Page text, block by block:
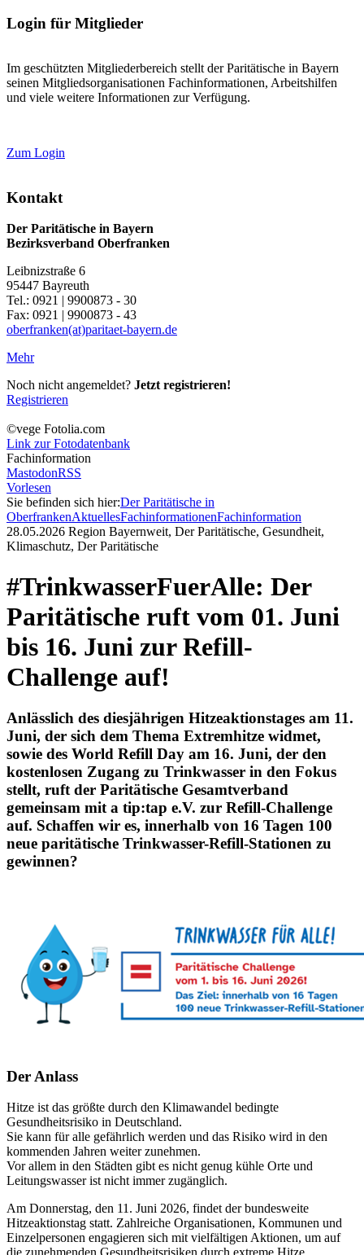
Login für Mitglieder
Im geschützten Mitgliederbereich stellt der Paritätische in Bayern
seinen Mitgliedsorganisationen Fachinformationen, Arbeitshilfen
und viele weitere Informationen zur Verfügung.
Zum Login
Kontakt
Der Paritätische in Bayern
Bezirksverband Oberfranken
Leibnizstraße 6
95447 Bayreuth
Tel.: 0921 | 9900873 - 30
Fax: 0921 | 9900873 - 43
oberfranken(at)paritaet-bayern.de
Mehr
Noch nicht angemeldet? Jetzt registrieren!
Registrieren
©vege Fotolia.com
Link zur Fotodatenbank
Fachinformation
MastodonRSS
Vorlesen
Sie befinden sich hier:Der Paritätische in
OberfrankenAktuellesFachinformationenFachinformation
28.05.2026 Region Bayernweit, Der Paritätische, Gesundheit,
Klimaschutz, Der Paritätische
#TrinkwasserFuerAlle: Der
Paritätische ruft vom 01. Juni
bis 16. Juni zur Refill-
Challenge auf!
Anlässlich des diesjährigen Hitzeaktionstages am 11.
Juni, der sich dem Thema Extremhitze widmet,
sowie des World Refill Day am 16. Juni, der den
kostenlosen Zugang zu Trinkwasser in den Fokus
stellt, ruft der Paritätische Gesamtverband
gemeinsam mit a tip:tap e.V. zur Refill-Challenge
auf. Schaffen wir es, innerhalb von 16 Tagen 100
neue paritätische Trinkwasser-Refill-Stationen zu
gewinnen?
Der Anlass
Hitze ist das größte durch den Klimawandel bedingte
Gesundheitsrisiko in Deutschland.
Sie kann für alle gefährlich werden und das Risiko wird in den
kommenden Jahren weiter zunehmen.
Vor allem in den Städten gibt es nicht genug kühle Orte und
Leitungswasser ist nicht immer zugänglich.
Am Donnerstag, den 11. Juni 2026, findet der bundesweite
Hitzeaktionstag statt. Zahlreiche Organisationen, Kommunen und
Einzelpersonen engagieren sich mit vielfältigen Aktionen, um auf